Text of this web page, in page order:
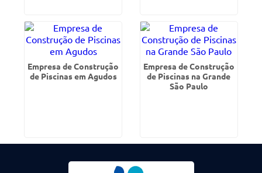
Empresa de Construção
de Piscinas em Agudos
Empresa de Construção
de Piscinas na Grande
São Paulo